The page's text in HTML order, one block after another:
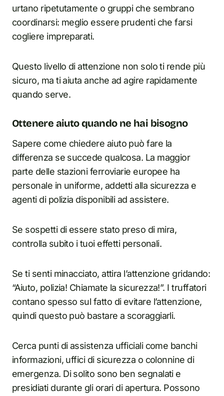
urtano ripetutamente o gruppi che sembrano
coordinarsi: meglio essere prudenti che farsi
cogliere impreparati.
Questo livello di attenzione non solo ti rende più
sicuro, ma ti aiuta anche ad agire rapidamente
quando serve.
Ottenere aiuto quando ne hai bisogno
Sapere come chiedere aiuto può fare la
differenza se succede qualcosa. La maggior
parte delle stazioni ferroviarie europee ha
personale in uniforme, addetti alla sicurezza e
agenti di polizia disponibili ad assistere.
Se sospetti di essere stato preso di mira,
controlla subito i tuoi effetti personali.
Se ti senti minacciato, attira l’attenzione gridando:
“Aiuto, polizia! Chiamate la sicurezza!”. I truffatori
contano spesso sul fatto di evitare l’attenzione,
quindi questo può bastare a scoraggiarli.
Cerca punti di assistenza ufficiali come banchi
informazioni, uffici di sicurezza o colonnine di
emergenza. Di solito sono ben segnalati e
presidiati durante gli orari di apertura. Possono